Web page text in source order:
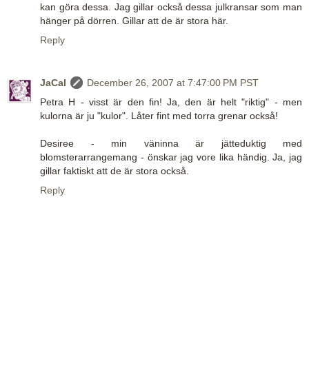
kan göra dessa. Jag gillar också dessa julkransar som man
hänger på dörren. Gillar att de är stora här.
Reply
JaCal
December 26, 2007 at 7:47:00 PM PST
Petra H - visst är den fin! Ja, den är helt "riktig" - men
kulorna är ju "kulor". Låter fint med torra grenar också!
Desiree - min väninna är jätteduktig med
blomsterarrangemang - önskar jag vore lika händig. Ja, jag
gillar faktiskt att de är stora också.
Reply